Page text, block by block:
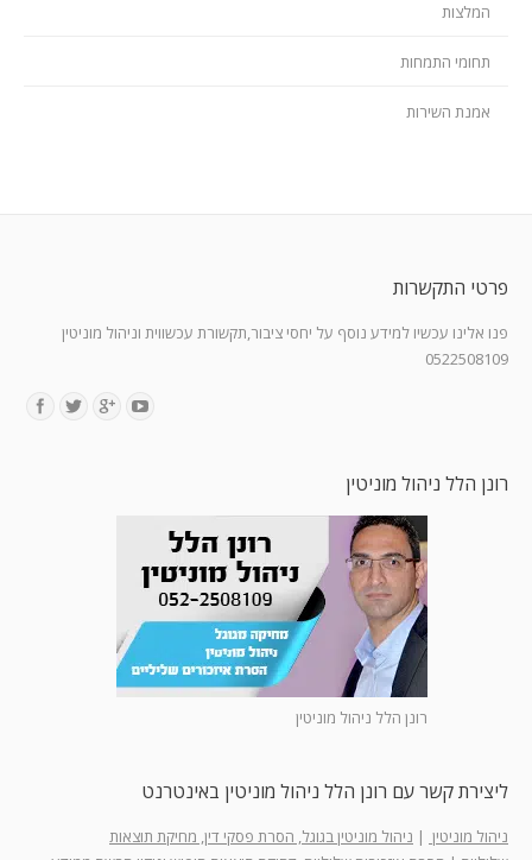
המלצות
תחומי התמחות
אמנת השירות
פרטי התקשרות
פנו אלינו עכשיו למידע נוסף על יחסי ציבור,תקשורת עכשווית וניהול מוניטין
0522508109
רונן הלל ניהול מוניטין
רונן הלל ניהול מוניטין
ליצירת קשר עם רונן הלל ניהול מוניטין באינטרנט
ניהול מוניטין | ניהול מוניטין בגוגל, הסרת פסקי דין, מחיקת תוצאות